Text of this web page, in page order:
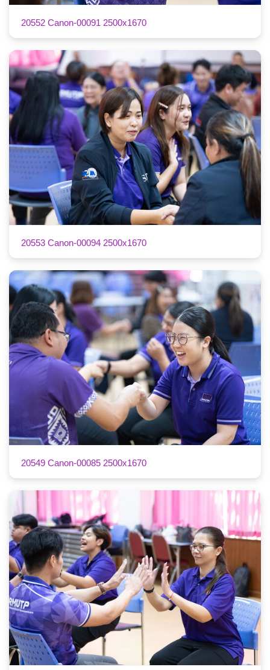
20552 Canon-00091 2500x1670
20553 Canon-00094 2500x1670
20549 Canon-00085 2500x1670